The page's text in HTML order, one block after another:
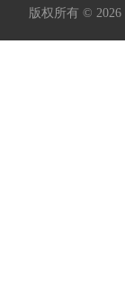
版权所有 ©